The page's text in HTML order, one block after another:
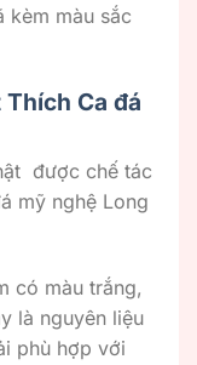
kèm màu sắc
Ca đá
được chế tác
mỹ nghệ Long
có màu trắng,
là nguyên liệu
phù hợp với